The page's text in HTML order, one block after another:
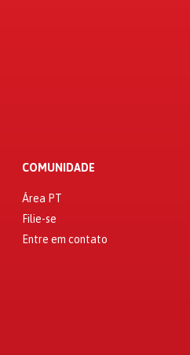
COMUNIDADE
Área PT
Filie-se
Entre em contato